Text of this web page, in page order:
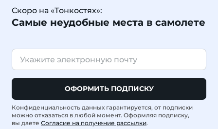
Скоро на «Тонкостях»:
Самые неудобные места в самолете
ОФОРМИТЬ ПОДПИСКУ
Конфиденциальность данных гарантируется, от подписки
можно отказаться в любой момент. Оформляя подписку,
вы даете Согласие на получение рассылки.